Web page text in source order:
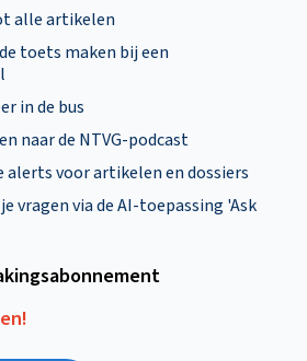
alle artikelen
toets maken bij een
in de bus
naar de NTVG-podcast
alerts voor artikelen en dossiers
vragen via de AI-toepassing 'Ask